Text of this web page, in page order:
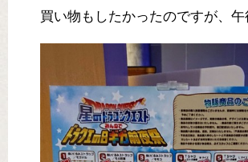
買い物もしたかったのですが、午